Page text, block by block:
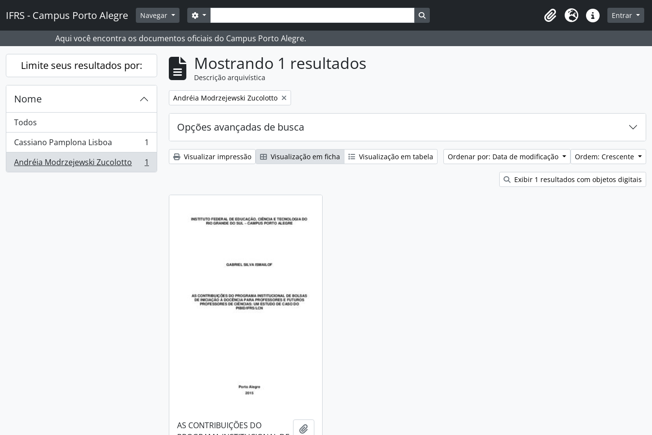
IFRS - Campus Porto Alegre Navegar Buscar
Opções de busca Busque na página de navegação
Idioma Atalhos Entrar
Aqui você encontra os documentos oficiais do Campus Porto Alegre.
Limite seus resultados por:
Nome
Todos
Cassiano Pamplona Lisboa
, 1 resultados
1
Andréia Modrzejewski Zucolotto
, 1 resultados 1
Mostrando 1 resultados
Descrição arquivística
Remover filtro:
Andréia Modrzejewski Zucolotto
Opções avançadas de busca
Visualizar impressão Visualização em ficha Visualização em tabela Ordenar por: Data de modificação Ordem: Crescente
Exibir 1 resultados com objetos digitais
AS CONTRIBUIÇÕES DO